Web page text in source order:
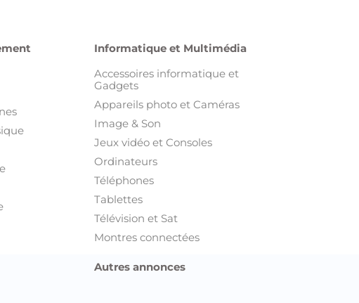
Informatique et Multimédia
Accessoires informatique et
Gadgets
Appareils photo et Caméras
Image & Son
Jeux vidéo et Consoles
Ordinateurs
Téléphones
Tablettes
Télévision et Sat
Montres connectées
Autres annonces